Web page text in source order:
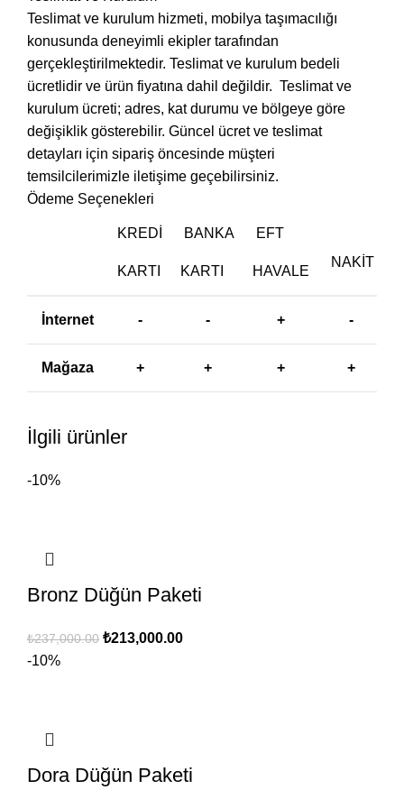
Teslimat ve kurulum hizmeti, mobilya taşımacılığı
konusunda deneyimli ekipler tarafından
gerçekleştirilmektedir. Teslimat ve kurulum bedeli
ücretlidir ve ürün fiyatına dahil değildir. ‎ Teslimat ve
kurulum ücreti; adres, kat durumu ve bölgeye göre
değişiklik gösterebilir. Güncel ücret ve teslimat
detayları için sipariş öncesinde müşteri
temsilcilerimizle iletişime geçebilirsiniz.
Ödeme Seçenekleri
KREDI
KARTI
BANKA
KARTI
EFT
HAVALE
NAKIT
İnternet - - + -
Mağaza + + + +
İlgili ürünler
-10%
Bronz Düğün Paketi
₺237,000.00 Orijinal
₺213,000.00Şu
-10%
Dora Düğün Paketi